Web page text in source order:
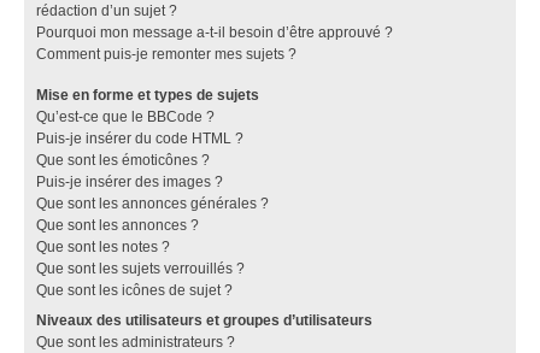
rédaction d’un sujet ?
Pourquoi mon message a-t-il besoin d’être approuvé ?
Comment puis-je remonter mes sujets ?
Mise en forme et types de sujets
Qu’est-ce que le BBCode ?
Puis-je insérer du code HTML ?
Que sont les émoticônes ?
Puis-je insérer des images ?
Que sont les annonces générales ?
Que sont les annonces ?
Que sont les notes ?
Que sont les sujets verrouillés ?
Que sont les icônes de sujet ?
Niveaux des utilisateurs et groupes d’utilisateurs
Que sont les administrateurs ?